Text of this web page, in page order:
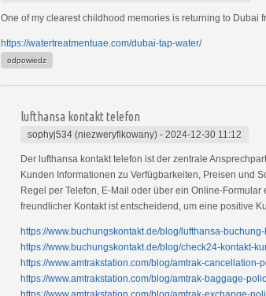
One of my clearest childhood memories is returning to Dubai
https://watertreatmentuae.com/dubai-tap-water/
odpowiedz
lufthansa kontakt telefon
sophyj534 (niezweryfikowany) - 2024-12-30 11:12
Der lufthansa kontakt telefon ist der zentrale
Kunden Informationen zu Verfügbarkeiten, Preisen und
Regel per Telefon, E-Mail oder über ein Online-
freundlicher Kontakt ist entscheidend, um eine positive
https://www.buchungskontakt.de/blog/lufthansa-
https://www.buchungskontakt.de/blog/check24-kontakt-
https://www.amtrakstation.com/blog/amtrak-cancellation-
https://www.amtrakstation.com/blog/amtrak-baggage-